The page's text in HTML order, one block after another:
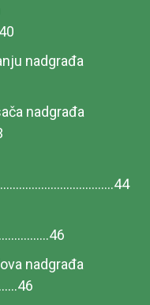
nadgrađa
nadgrađa
nadgrađa